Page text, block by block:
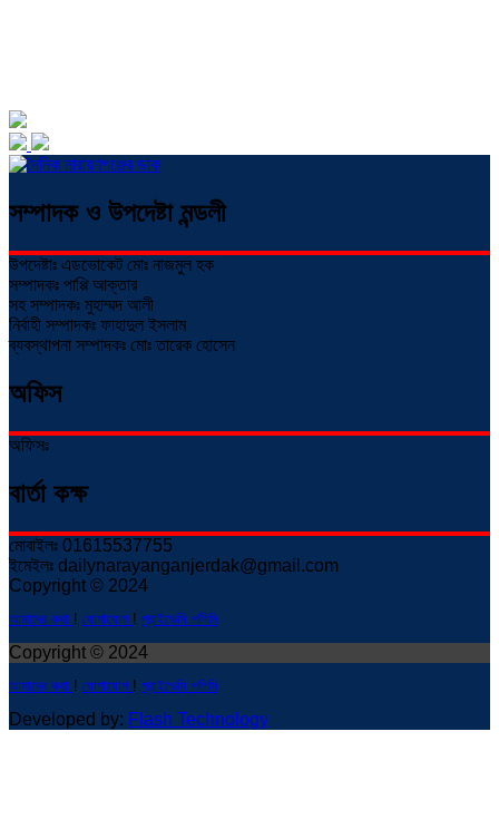
সম্পাদক ও উপদেষ্টা মন্ডলী
উপদেষ্টাঃ এডভোকেট মোঃ নাজমুল হক
সম্পাদকঃ পাপ্পি আক্তার
সহ সম্পাদকঃ মুহাম্মদ আলী
নির্বাহী সম্পাদকঃ ফাহাদুল ইসলাম
ব্যবস্থাপনা সম্পাদকঃ মোঃ তারেক হোসেন
অফিস
অফিসঃ
বার্তা কক্ষ
মোবাইলঃ 01615537755
ইমেইলঃ dailynarayanganjerdak@gmail.com
Copyright © 2024
আমাদের কথা ! যোগাযোগ ! প্রাইভেসি পলিসি
Copyright © 2024
আমাদের কথা ! যোগাযোগ ! প্রাইভেসি পলিসি
Developed by: Flash Technology